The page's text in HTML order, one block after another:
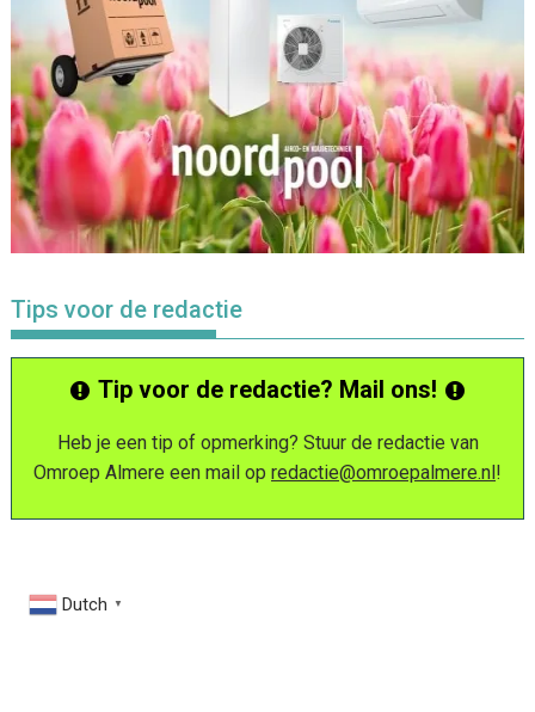
Tips voor de redactie
Tip voor de redactie? Mail ons!
Heb je een tip of opmerking? Stuur de redactie van
Omroep Almere een mail op redactie@omroepalmere.nl!
Dutch ▼